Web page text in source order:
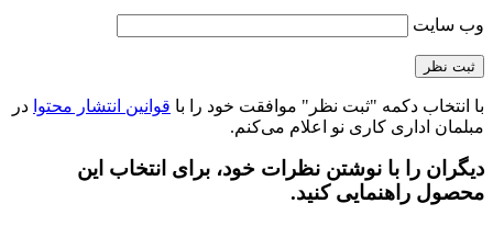
وب‌ سایت
با انتخاب دکمه "ثبت نظر" موافقت خود را با قوانین انتشار محتوا در
مبلمان اداری کاری نو اعلام می‌کنم.
دیگران را با نوشتن نظرات خود، برای انتخاب این
محصول راهنمایی کنید.